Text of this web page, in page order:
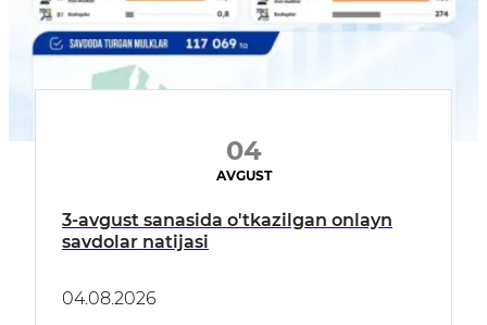
04
AVGUST
3-avgust sanasida o'tkazilgan onlayn
savdolar natijasi
04.08.2026